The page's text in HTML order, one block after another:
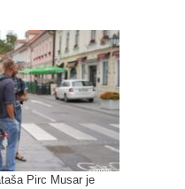
Pirc Musar je